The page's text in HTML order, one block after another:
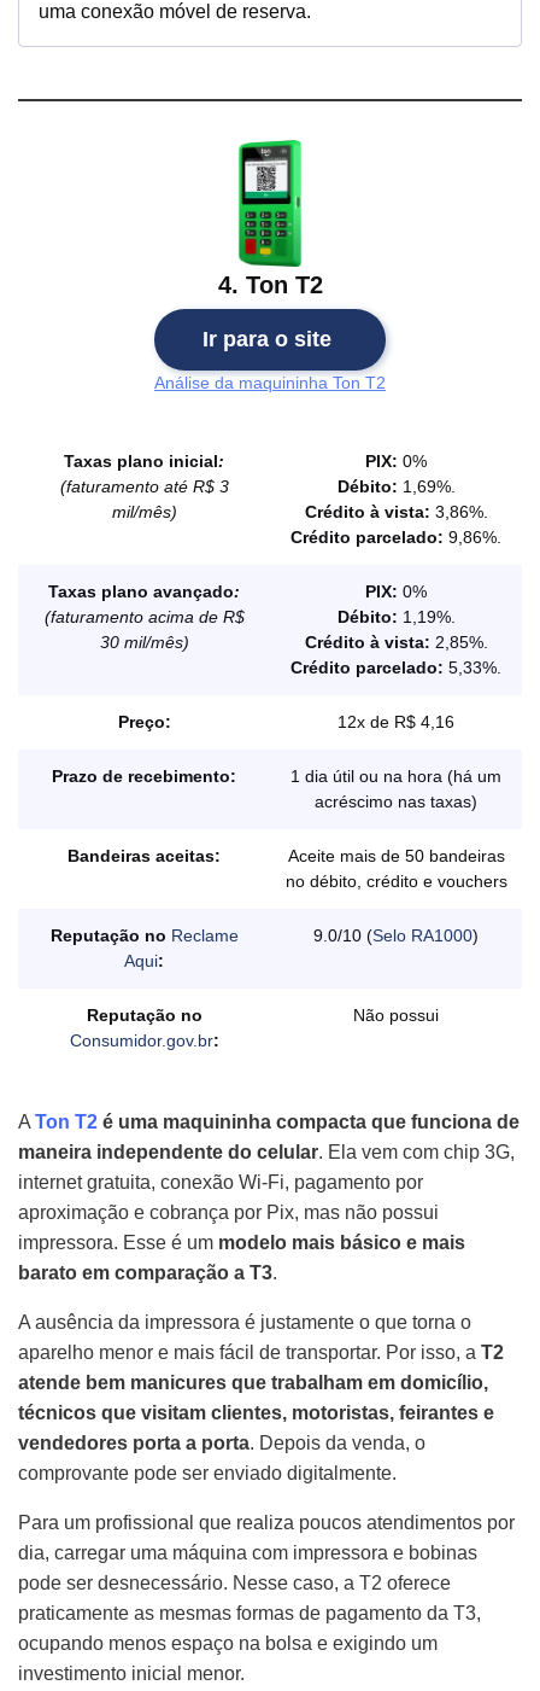
uma conexão móvel de reserva.
4. Ton T2
Ir para o site
Análise da maquininha Ton T2
Taxas plano inicial:
(faturamento até R$ 3
mil/mês)
PIX: 0%
Débito: 1,69%.
Crédito à vista: 3,86%.
Crédito parcelado: 9,86%.
Taxas plano avançado:
(faturamento acima de R$
30 mil/mês)
PIX: 0%
Débito: 1,19%.
Crédito à vista: 2,85%.
Crédito parcelado: 5,33%.
Preço: 12x de R$ 4,16
Prazo de recebimento:
1 dia útil ou na hora (há um
acréscimo nas taxas)
Bandeiras aceitas:
Aceite mais de 50 bandeiras
no débito, crédito e vouchers
Reputação no Reclame
Aqui:
9.0/10 (Selo RA1000)
Reputação no
Consumidor.gov.br:
Não possui
A Ton T2 é uma maquininha compacta que funciona de
maneira independente do celular. Ela vem com chip 3G,
internet gratuita, conexão Wi-Fi, pagamento por
aproximação e cobrança por Pix, mas não possui
impressora. Esse é um modelo mais básico e mais
barato em comparação a T3.
A ausência da impressora é justamente o que torna o
aparelho menor e mais fácil de transportar. Por isso, a T2
atende bem manicures que trabalham em domicílio,
técnicos que visitam clientes, motoristas, feirantes e
vendedores porta a porta. Depois da venda, o
comprovante pode ser enviado digitalmente.
Para um profissional que realiza poucos atendimentos por
dia, carregar uma máquina com impressora e bobinas
pode ser desnecessário. Nesse caso, a T2 oferece
praticamente as mesmas formas de pagamento da T3,
ocupando menos espaço na bolsa e exigindo um
investimento inicial menor.